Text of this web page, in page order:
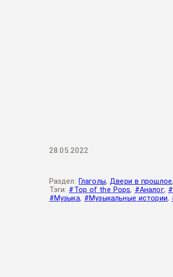
28.05.2022
Раздел: Глаголы,Двери в прошлое,
Тэги: #Top of the Pops, #Аналог,
#Музыка, #Музыкальные истории,